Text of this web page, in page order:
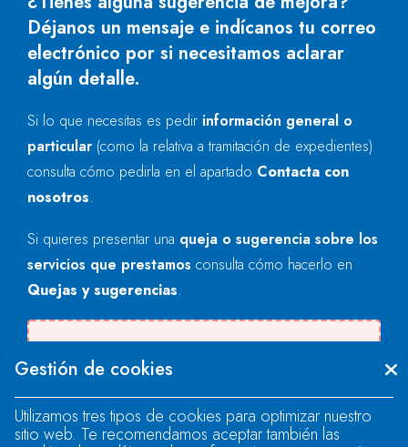
Déjanos un mensaje e indícanos tu correo
electrónico por si necesitamos aclarar
algún detalle.
Si lo que necesitas es pedir información general o
particular (como la relativa a tramitación de expedientes)
consulta cómo pedirla en el apartado Contacta con
nosotros.
Si quieres presentar una queja o sugerencia sobre los
servicios que prestamos consulta cómo hacerlo en
Quejas y sugerencias.
"text".
Gestión de cookies
Utilizamos tres tipos de cookies para optimizar nuestro
sitio web. Te recomendamos aceptar también las